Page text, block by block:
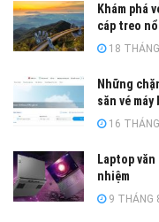
Khám phá
cáp treo
18
Những
săn vé
16
Laptop
nhiệm
9 THÁNG